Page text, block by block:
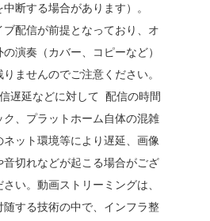
断する場合があります）。
ブ配信が前提となっており、オ
演奏（カバー、コピーなど）
ませんのでご注意ください。
遅延などに対して 配信の時間
、プラットホーム自体の混雑
ット環境等により遅延、画像
切れなどが起こる場合がござ
い。動画ストリーミングは、
する技術の中で、インフラ整